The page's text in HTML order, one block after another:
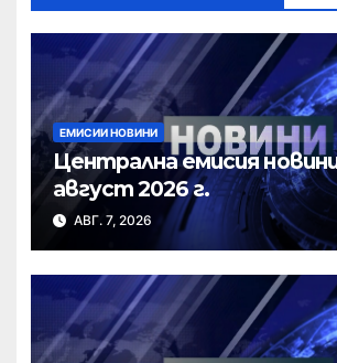
ЕМИСИИ НОВИНИ
Централна емисия
август 2026 г.
АВГ. 7, 2026